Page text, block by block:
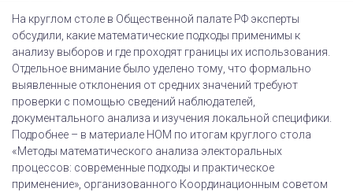
На круглом столе в Общественной палате РФ эксперты
обсудили, какие математические подходы применимы к
анализу выборов и где проходят границы их использования.
Отдельное внимание было уделено тому, что формально
выявленные отклонения от средних значений требуют
проверки с помощью сведений наблюдателей,
документального анализа и изучения локальной специфики.
Подробнее – в материале НОМ по итогам круглого стола
«Методы математического анализа электоральных
процессов: современные подходы и практическое
применение», организованного Координационным советом